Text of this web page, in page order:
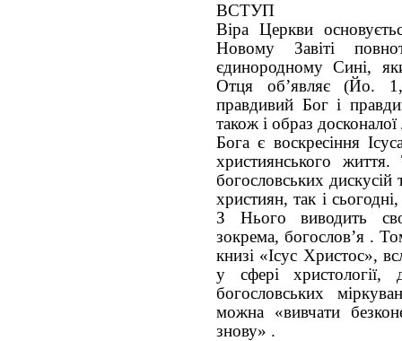
ВСТУП
Віра Церкви
Новому Завіті
єдинородному Сині,
Отця об’являє (Йо.
правдивий Бог і
також і образ
Бога є воскресіння
християнського
богословських
християн, так і
З Нього виводить
зокрема, богослов’я .
книзі «Ісус Христос»,
у сфері
богословських
можна «вивчати
знову» .